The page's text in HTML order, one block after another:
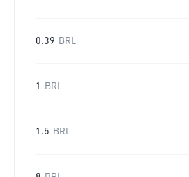
0.39 BRL
1 BRL
1.5 BRL